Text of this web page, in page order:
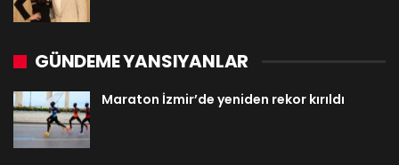
GÜNDEME YANSIYANLAR
Maraton İzmir’de yeniden rekor kırıldı